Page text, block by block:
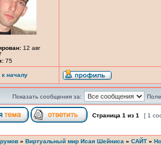
12 авг
75
к началу
Показать сообщения за:
Страница 1 из 1 [ 1
» Виртуальный мир Исая Шейниса » САЙТ »